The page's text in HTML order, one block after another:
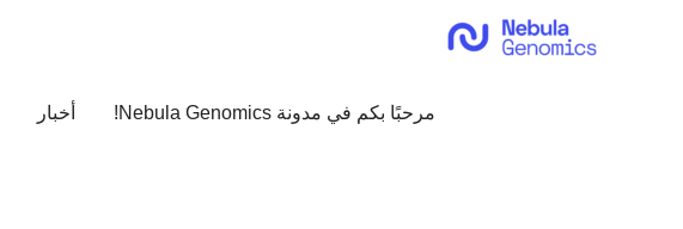
مرحبًا بكم في مدونة Nebula Genomics! أخبار